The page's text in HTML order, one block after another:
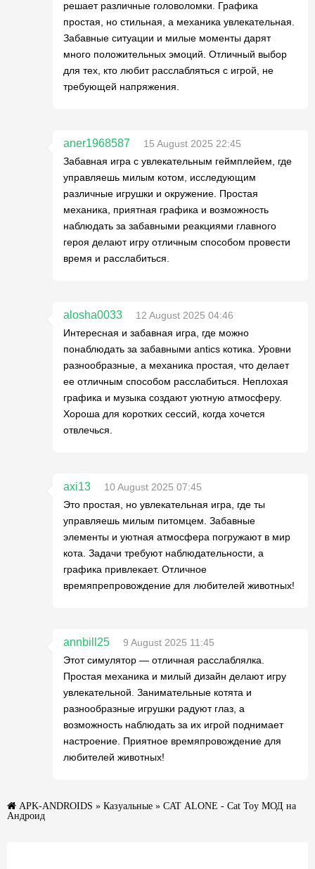
решает различные головоломки. Графика
простая, но стильная, а механика увлекательная.
Забавные ситуации и милые моменты дарят
много положительных эмоций. Отличный выбор
для тех, кто любит расслабляться с игрой, не
требующей напряжения.
aner1968587
15 August 2025 22:45
Забавная игра с увлекательным геймплейем, где
управляешь милым котом, исследующим
различные игрушки и окружение. Простая
механика, приятная графика и возможность
наблюдать за забавными реакциями главного
героя делают игру отличным способом провести
время и расслабиться.
alosha0033
12 August 2025 04:46
Интересная и забавная игра, где можно
понаблюдать за забавными antics котика. Уровни
разнообразные, а механика простая, что делает
ее отличным способом расслабиться. Неплохая
графика и музыка создают уютную атмосферу.
Хороша для коротких сессий, когда хочется
отвлечься.
axi13
10 August 2025 07:45
Это простая, но увлекательная игра, где ты
управляешь милым питомцем. Забавные
элементы и уютная атмосфера погружают в мир
кота. Задачи требуют наблюдательности, а
графика привлекает. Отличное
времяпрепровождение для любителей животных!
annbill25
9 August 2025 11:45
Этот симулятор — отличная расслаблялка.
Простая механика и милый дизайн делают игру
увлекательной. Занимательные котята и
разнообразные игрушки радуют глаз, а
возможность наблюдать за их игрой поднимает
настроение. Приятное времяпровождение для
любителей животных!
APK-ANDROIDS » Казуальные » CAT ALONE - Cat Toy МОД на
Андроид